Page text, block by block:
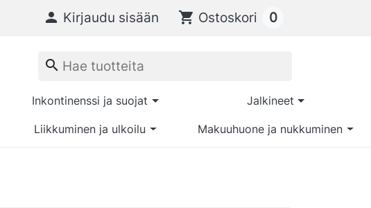
 Kirjaudu sisään shopping_cart Ostoskori 0
Inkontinenssi ja suojat Jalkineet
Liikkuminen ja ulkoilu Makuuhuone ja nukkuminen
search